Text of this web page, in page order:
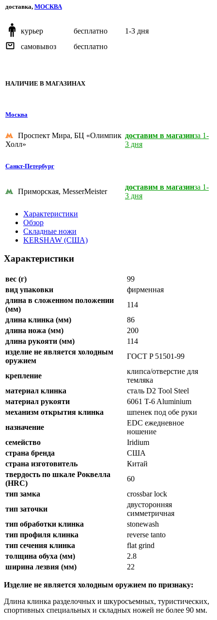
доставка, МОСКВА
курьер бесплатно
1-3 дня
самовывоз
бесплатно
НАЛИЧИЕ В МАГАЗИНАХ
Москва
Проспект Мира, БЦ «Олимпик
Холл»
доставим в магазинза 1-
3 дня
Санкт-Петербург
Приморская, MesserMeister
доставим в магазинза 1-
3 дня
Характеристики
Обзор
Складные ножи
KERSHAW (США)
Характеристики
вес (г)
99
вид упаковки
фирменная
длина в сложенном положении
(мм)
114
длина клинка (мм)
86
длина ножа (мм)
200
длина рукояти (мм)
114
изделие не является холодным
оружием
ГОСТ P 51501-99
крепление
клипса/отверстие для
темляка
материал клинка
сталь D2 Tool Steel
материал рукояти
6061 T-6 Aluminium
механизм открытия клинка
шпенек под обе руки
назначение
EDC ежедневное
ношение
семейство
Iridium
страна бренда
США
страна изготовитель
Китай
твердость по шкале Роквелла
(HRC)
60
тип замка
crossbar lock
тип заточки
двусторонняя
симметричная
тип обработки клинка
stonewash
тип профиля клинка
reverse tanto
тип сечения клинка
flat grind
толщина обуха (мм)
2.8
ширина лезвия (мм)
22
Изделие не является холодным оружием по признаку:
Длина клинка разделочных и шкуросъемных, туристических,
спортивных специальных и складных ножей не более 90 мм.